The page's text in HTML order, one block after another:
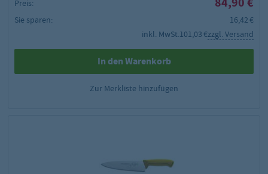
Preis:
Sie sparen:
16,42 €
inkl. MwSt.101,03 €zzgl. Versand
In den Warenkorb
Zur Merkliste hinzufügen